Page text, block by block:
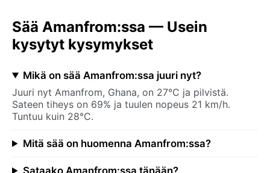
Sää Amanfrom:ssa — Usein
kysytyt kysymykset
Mikä on sää Amanfrom:ssa juuri nyt?
Juuri nyt Amanfrom, Ghana, on 27°C ja pilvistä.
Sateen tiheys on 69% ja tuulen nopeus 21 km/h.
Tuntuu kuin 28°C.
Mitä sää on huomenna Amanfrom:ssa?
Sataako Amanfrom:ssa tänään?